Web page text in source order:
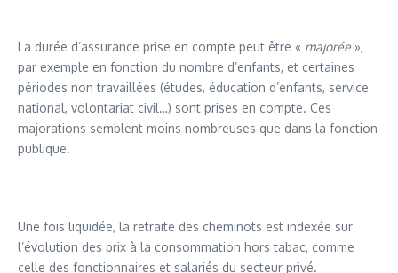
La durée d’assurance prise en compte peut être « majorée »,
par exemple en fonction du nombre d’enfants, et certaines
périodes non travaillées (études, éducation d’enfants, service
national, volontariat civil…) sont prises en compte. Ces
majorations semblent moins nombreuses que dans la fonction
publique.
Une fois liquidée, la retraite des cheminots est indexée sur
l’évolution des prix à la consommation hors tabac, comme
celle des fonctionnaires et salariés du secteur privé.